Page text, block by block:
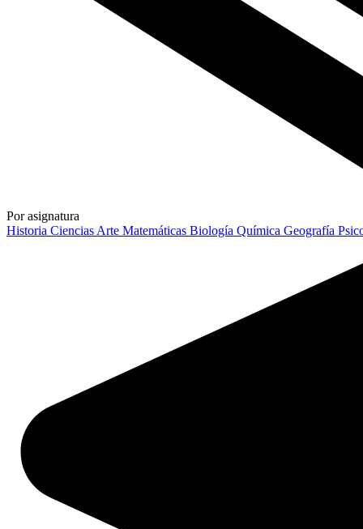
Por asignatura
Historia Ciencias Arte Matemáticas Biología Química Geografía